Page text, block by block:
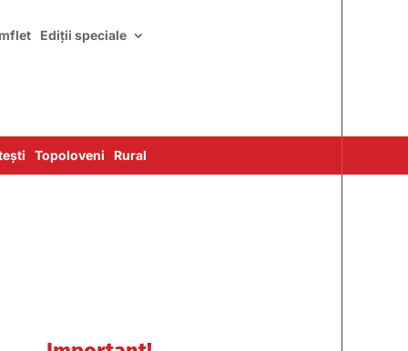
Ediții speciale
Topoloveni Rural